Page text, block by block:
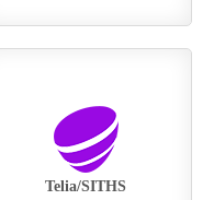
Telia/SITHS